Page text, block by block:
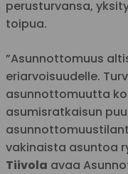
perusturvansa,
toipua.
”Asunnottomuus
eriarvoisuudelle.
asunnottomuutta
asumisratkaisun
vakinaista asuntoa
Tiivola avaa